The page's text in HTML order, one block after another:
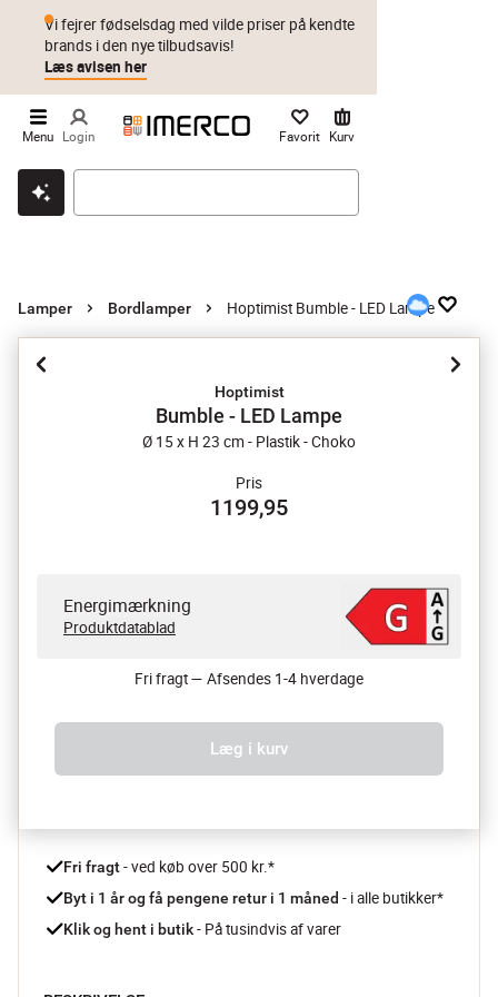
Klik & hent Byt i 1 år Prismatch
Vi fejrer fødselsdag med vilde priser på kendte
brands i den nye tilbudsavis!
Læs avisen her
Menu Login Favorit Kurv
Lamper Bordlamper Hoptimist Bumble - LED Lampe
Hoptimist
Bumble - LED Lampe
Ø 15 x H 23 cm - Plastik - Choko
Pris
1199,95
Energimærkning
Produktdatablad
Fri fragt — Afsendes 1-4 hverdage
Læg i kurv
Fri fragt - ved køb over 500 kr.*
Byt i 1 år og få pengene retur i 1 måned - i alle butikker*
Klik og hent i butik - På tusindvis af varer